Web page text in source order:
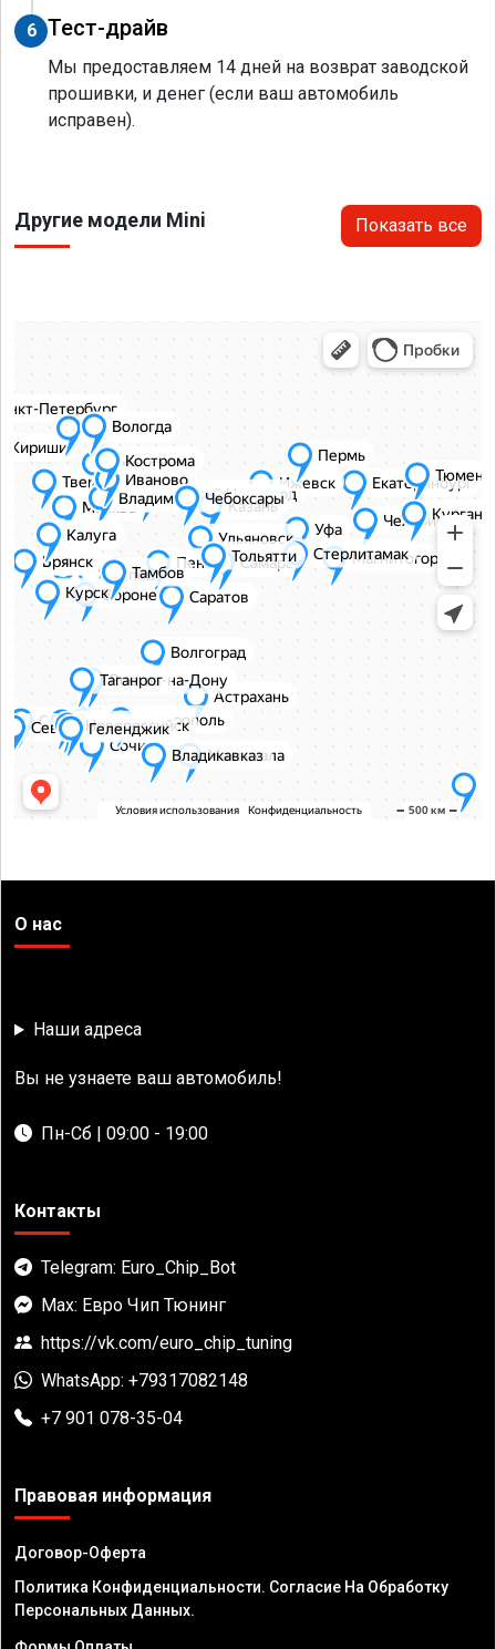
6 Тест-драйв
Мы предоставляем 14 дней на возврат заводской
прошивки, и денег (если ваш автомобиль
исправен).
Другие модели Mini Показать все
О нас
Наши адреса
Вы не узнаете ваш автомобиль!
Пн-Сб | 09:00 - 19:00
Контакты
Telegram: Euro_Chip_Bot
Max: Евро Чип Тюнинг
https://vk.com/euro_chip_tuning
WhatsApp: +79317082148
+7 901 078-35-04
Правовая информация
Договор-Оферта
Политика Конфиденциальности. Согласие На Обработку
Персональных Данных.